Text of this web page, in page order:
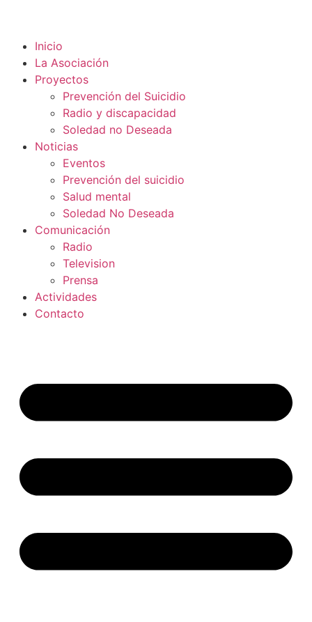
Inicio
La Asociación
Proyectos
Prevención del Suicidio
Radio y discapacidad
Soledad no Deseada
Noticias
Eventos
Prevención del suicidio
Salud mental
Soledad No Deseada
Comunicación
Radio
Television
Prensa
Actividades
Contacto